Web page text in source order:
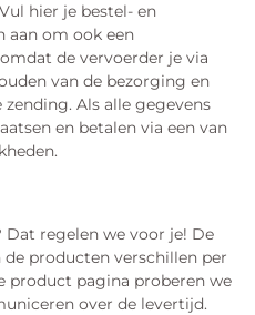
hier je bestel- en
aan om ook een
de vervoerder je via
van de bezorging en
Als alle gegevens
en betalen via een van
Dat regelen we voor je! De
producten verschillen per
product pagina proberen we
over de levertijd.